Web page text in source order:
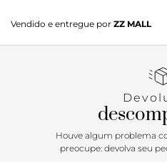
na cor branca. O modelo de
possui solado rasteiro
apresenta recorte
contorno metálico sobre a
conectadas ao cabedal que
elástico, contornando o
assinatura Anacapri, a
Vendido e entregue por ZZ MALL
Houve algum problema
preocupe: devolva seu